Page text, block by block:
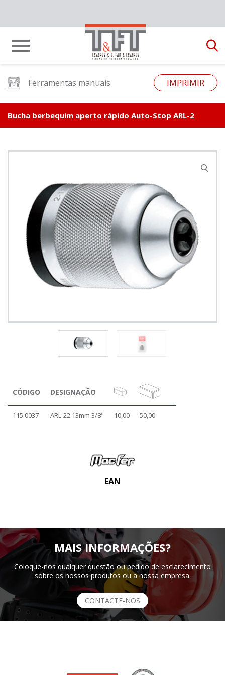
Ferramentas manuais IMPRIMIR
Bucha berbequim aperto rápido Auto-Stop ARL-2
CÓDIGO DESIGNAÇÃO
115.0037 ARL-22 13mm 3/8" 10,00 50,00
EAN
MAIS INFORMAÇÕES?
Coloque-nos qualquer questão ou pedido de esclarecimento
sobre os nossos produtos ou a nossa empresa.
CONTACTE-NOS